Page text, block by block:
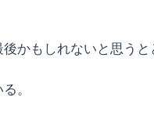
かもしれないと思う
。